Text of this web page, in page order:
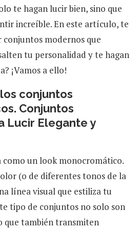
te hagan lucir bien, sino que
increíble. En este artículo, te
modernos que
tu personalidad y te hagan
¡Vamos a ello!
conjuntos
Conjuntos
Lucir Elegante y
como un look monocromático.
(o de diferentes tonos de la
línea visual que estiliza tu
tipo de conjuntos no solo son
que también transmiten